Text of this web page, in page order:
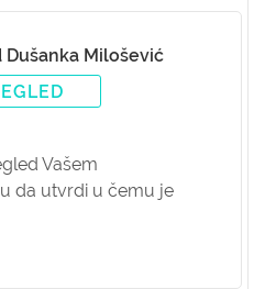
Dušanka Milošević
Vašem
da utvrdi u čemu je